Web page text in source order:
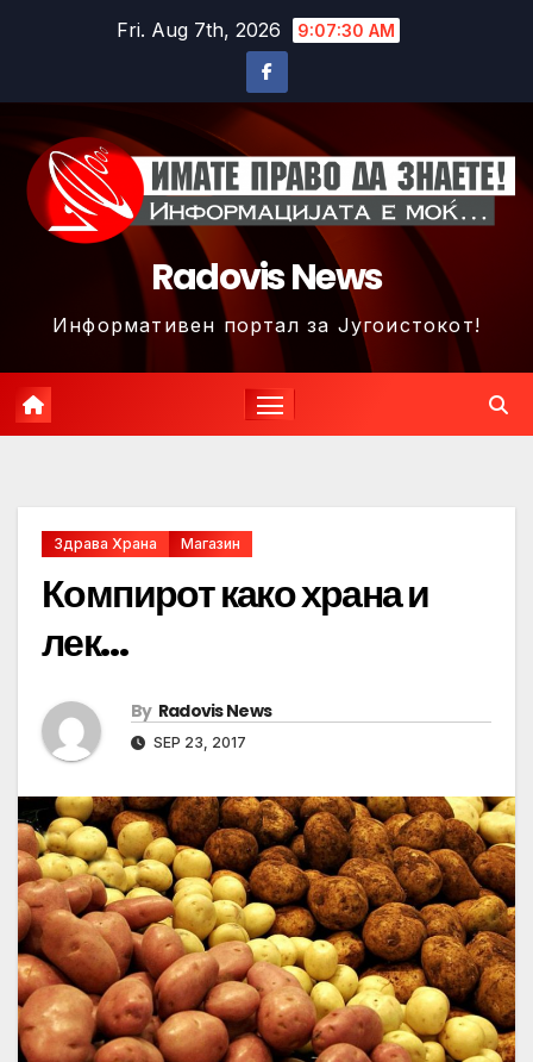
Fri. Aug 7th, 2026 9:07:32 AM
Radovis News
Информативен портал за Југоистокот!
Здрава Храна Магазин
Компирот како храна и
лек…
By Radovis News
SEP 23, 2017